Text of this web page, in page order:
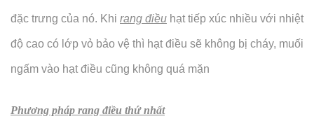
đặc trưng của nó. Khi rang điều hạt tiếp xúc nhiều với nhiệt
độ cao có lớp vỏ bảo vệ thì hạt điều sẽ không bị cháy, muối
ngấm vào hạt điều cũng không quá mặn
Phương pháp rang điều thứ nhất